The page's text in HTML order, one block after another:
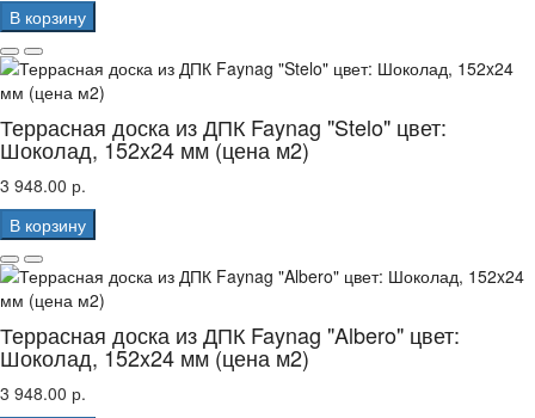
В корзину
Террасная доска из ДПК Faynag "Stelo" цвет:
Шоколад, 152x24 мм (цена м2)
3 948.00 р.
В корзину
Террасная доска из ДПК Faynag "Albero" цвет:
Шоколад, 152x24 мм (цена м2)
3 948.00 р.